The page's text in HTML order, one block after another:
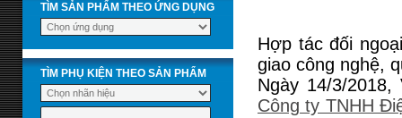
TÌM SẢN PHẨM THEO ỨNG DỤNG
TÌM PHỤ KIỆN THEO SẢN PHẨM
Hợp tác đối
giao công nghệ,
Ngày 14/3/
Công ty TNHH